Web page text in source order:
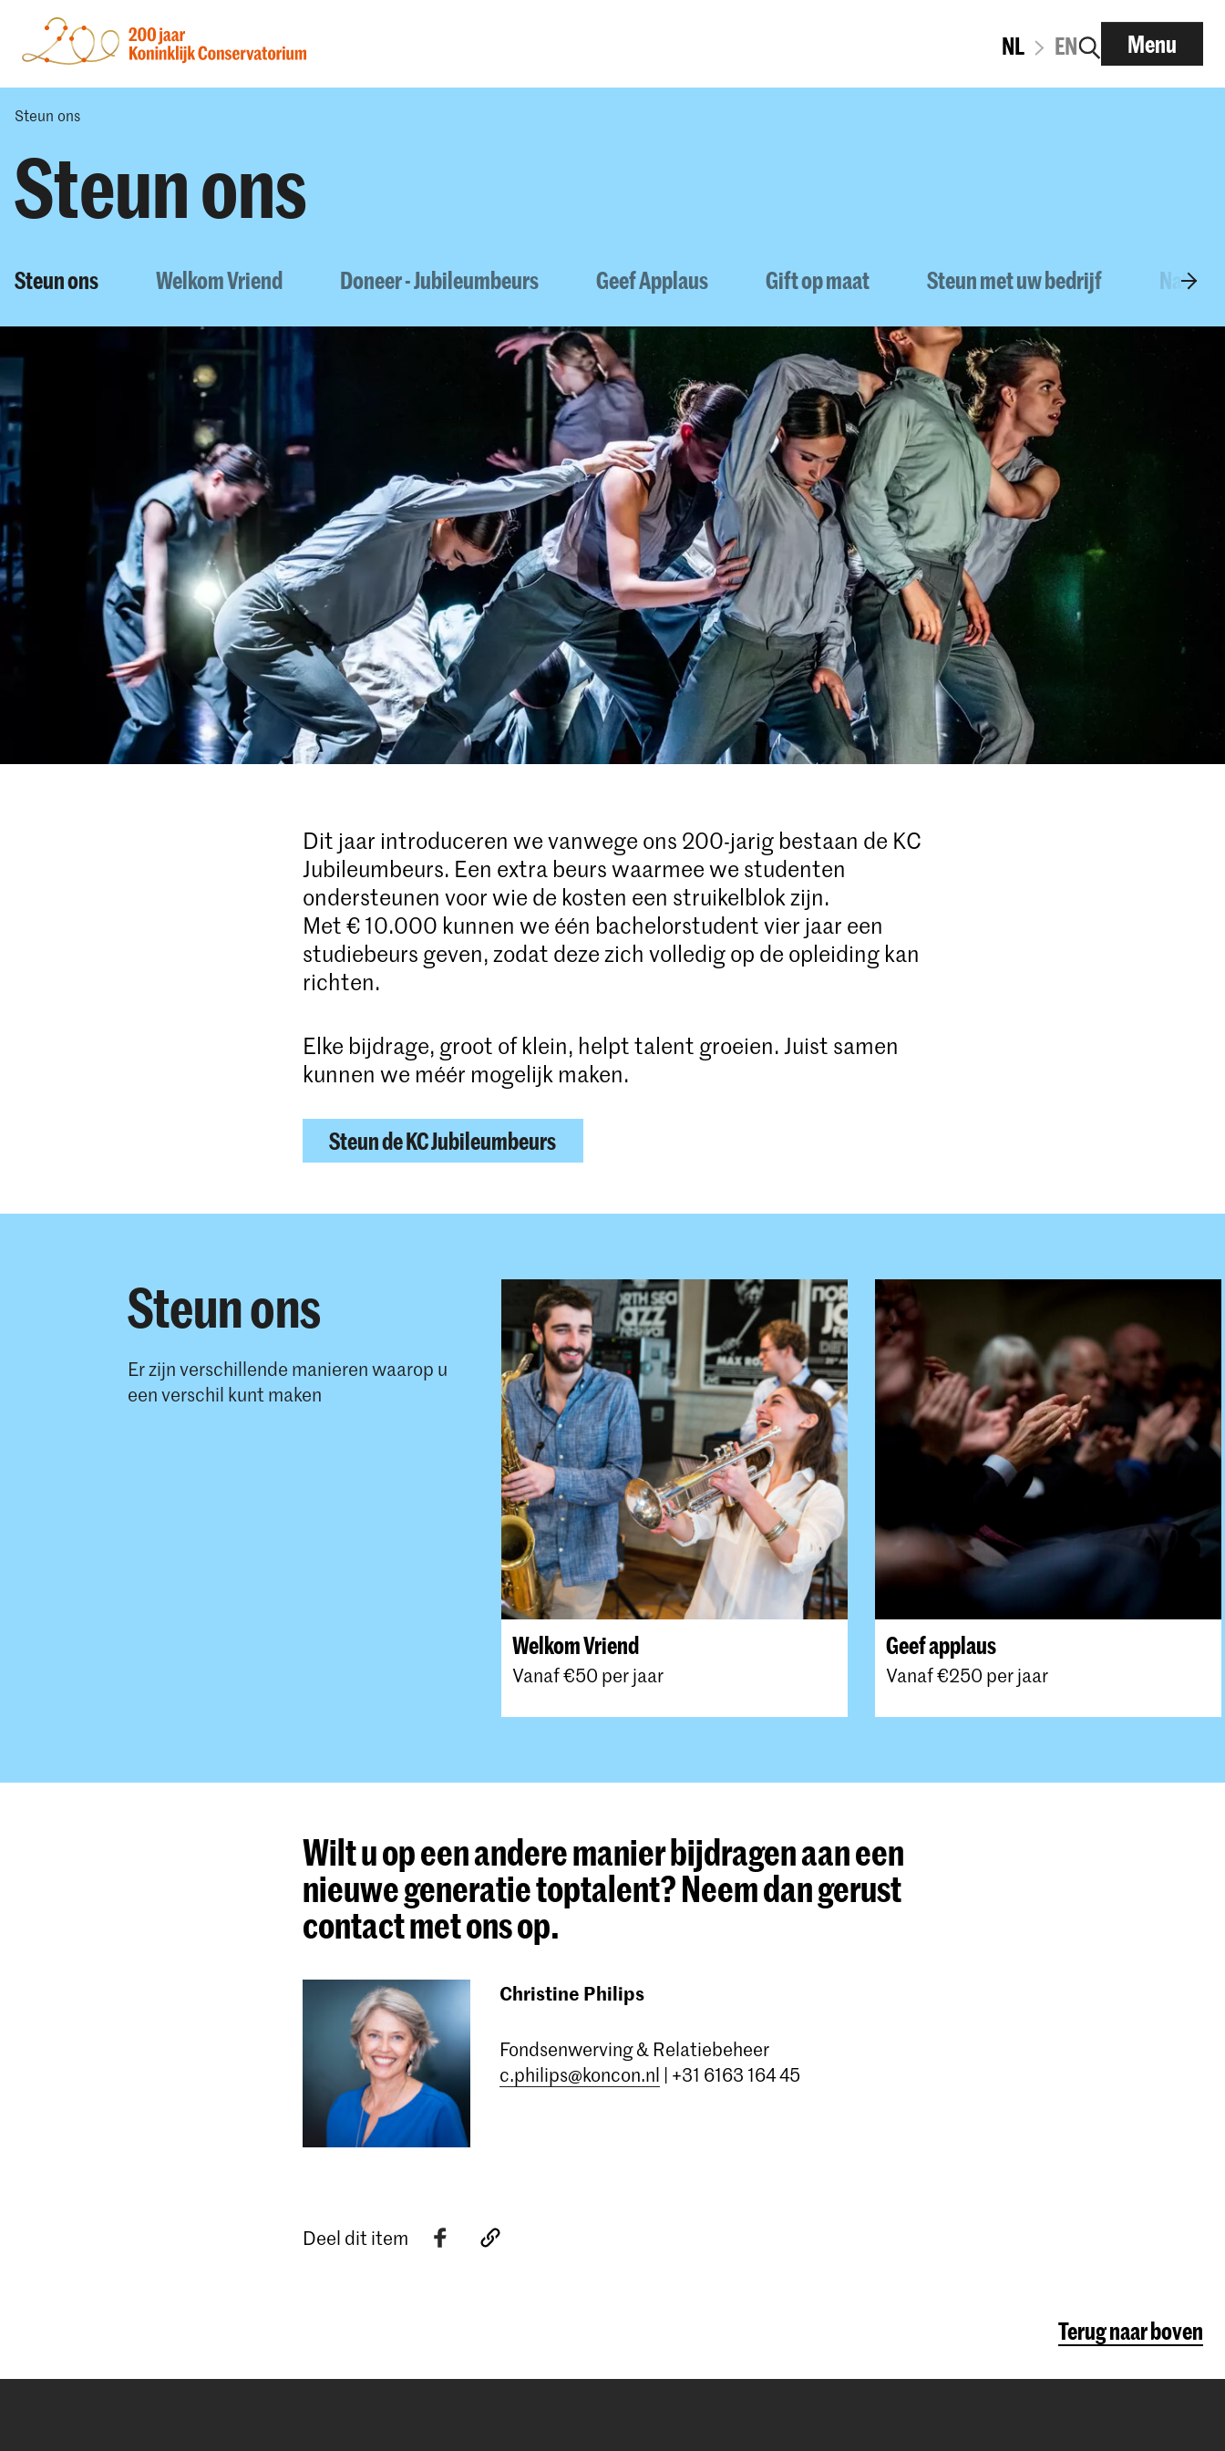
NL EN Menu
Steun ons
Steun ons
Steun ons Welkom Vriend Doneer - Jubileumbeurs Geef Applaus Gift op maat Steun met uw bedrijf Nalaten
Dit jaar introduceren we vanwege ons 200-jarig bestaan de KC
Jubileumbeurs. Een extra beurs waarmee we studenten
ondersteunen voor wie de kosten een struikelblok zijn.
Met € 10.000 kunnen we één bachelorstudent vier jaar een
studiebeurs geven, zodat deze zich volledig op de opleiding kan
richten.
Elke bijdrage, groot of klein, helpt talent groeien. Juist samen
kunnen we méér mogelijk maken.
Steun de KC Jubileumbeurs
Steun ons
Er zijn verschillende manieren waarop u
een verschil kunt maken
Welkom Vriend
Vanaf €50 per jaar
Geef applaus
Vanaf €250 per jaar
Wilt u op een andere manier bijdragen aan een
nieuwe generatie toptalent? Neem dan gerust
contact met ons op.
Christine Philips
Fondsenwerving & Relatiebeheer
c.philips@koncon.nl | +31 6163 164 45
Deel dit item
Terug naar boven